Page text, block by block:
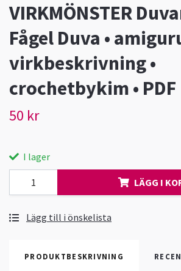
VIRKMÖNSTER
Fågel Duva •
virkbeskrivning •
crochetbykim • PDF
50 kr
I lager
LÄGG I
Lägg till i önskelista
PRODUKTBESKRIVNING